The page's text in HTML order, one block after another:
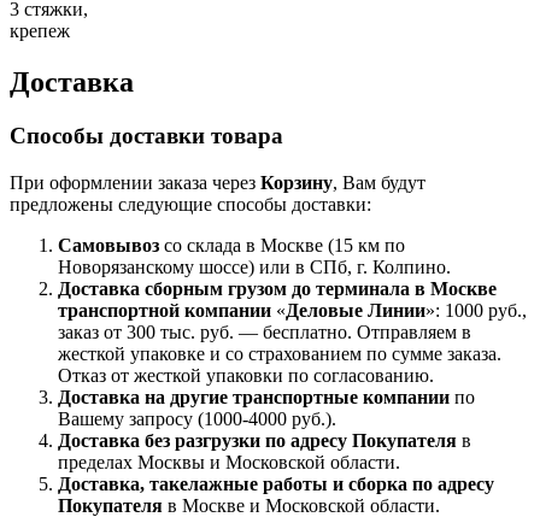
3 стяжки,
крепеж
Доставка
Способы доставки товара
При оформлении заказа через Корзину, Вам будут
предложены следующие способы доставки:
Самовывоз со склада в Москве (15 км по
Новорязанскому шоссе) или в СПб, г. Колпино.
Доставка сборным грузом до терминала в Москве
транспортной компании «Деловые Линии»: 1000 руб.,
заказ от 300 тыс. руб. — бесплатно. Отправляем в
жесткой упаковке и со страхованием по сумме заказа.
Отказ от жесткой упаковки по согласованию.
Доставка на другие транспортные компании по
Вашему запросу (1000-4000 руб.).
Доставка без разгрузки по адресу Покупателя в
пределах Москвы и Московской области.
Доставка, такелажные работы и сборка по адресу
Покупателя в Москве и Московской области.